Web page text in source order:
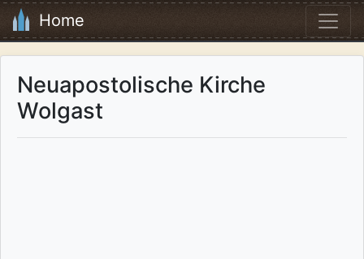
Home
Neuapostolische Kirche
Wolgast